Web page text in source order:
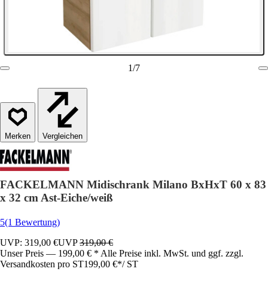
1/7
Vergleichen
FACKELMANN Midischrank Milano BxHxT 60 x 83
x 32 cm Ast-Eiche/weiß
5(1 Bewertung)
UVP: 319,00 €UVP319,00 €
Unser Preis — 199,00 € * Alle Preise inkl. MwSt. und ggf. zzgl.
Versandkosten pro ST199,00 €*/ ST